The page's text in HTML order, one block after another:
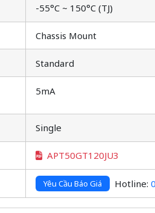
-55°C ~ 150°C (TJ)
Chassis Mount
Standard
5mA
Single
APT50GT120JU3
Yêu Cầu Báo Giá Hotline: